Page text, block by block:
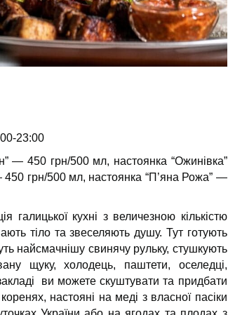
23:00
— 450 грн/500 мл, настоянка “Ожинівка”
грн/500 мл, настоянка “П’яна Рожа” —
галицької кухні з величезною кількістю
тіло та звеселяють душу. Тут готують
найсмачнішу свинячу рульку, стушкують
щуку, холодець, паштети, оселедці,
ви можете скуштувати та придбати
настояні на меді з власної пасіки